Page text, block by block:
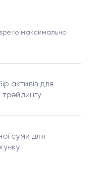
максимально
активів для
трейдингу
суми для